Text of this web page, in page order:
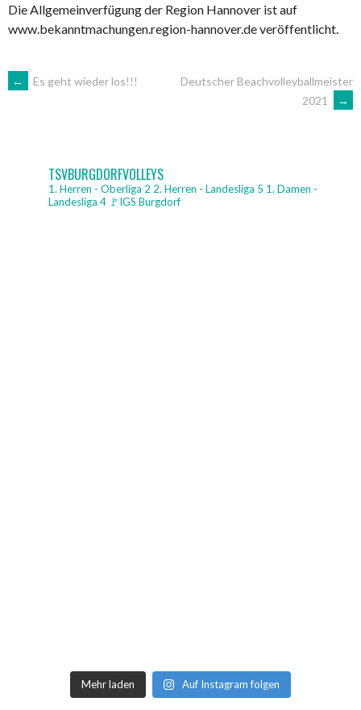
Die Allgemeinverfügung der Region Hannover ist auf
www.bekanntmachungen.region-hannover.de veröffentlicht.
ARTIKEL-
← Es geht wieder los!!!
Deutscher Beachvolleyballmeister
2021
→
TSVBURGDORFVOLLEYS
1. Herren - Oberliga 2 2. Herren - Landesliga 5 1. Damen -
Landesliga 4 🚩IGS Burgdorf
Mehr laden Auf Instagram folgen